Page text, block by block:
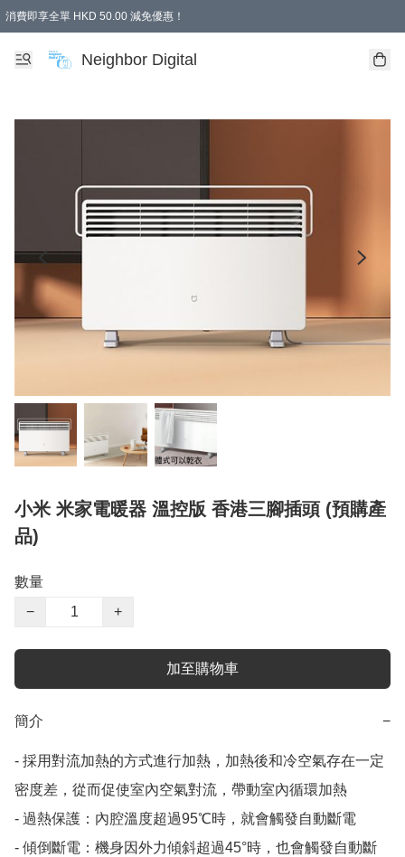
消費即享全單 HKD 50.00 減免優惠！
Neighbor Digital
小米 米家電暖器 溫控版 香港三腳插頭 (預購產
品)
數量
−
+
加至購物車
簡介 −
- 採用對流加熱的方式進行加熱，加熱後和冷空氣存在一定
密度差，從而促使室內空氣對流，帶動室內循環加熱
- 過熱保護：內腔溫度超過95℃時，就會觸發自動斷電
- 傾倒斷電：機身因外力傾斜超過45°時，也會觸發自動斷